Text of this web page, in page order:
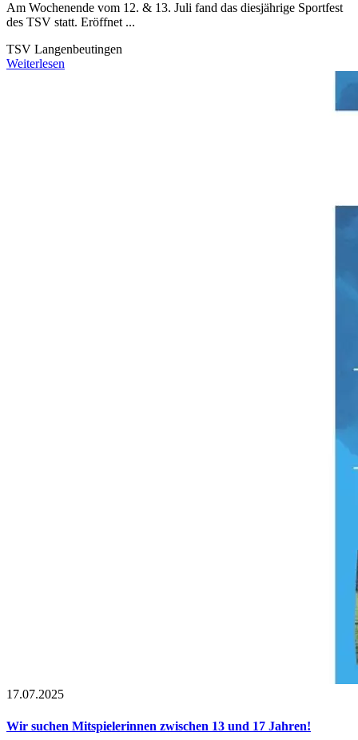
Am Wochenende vom 12. & 13. Juli fand das diesjährige Sportfest
des TSV statt. Eröffnet ...
TSV Langenbeutingen
Weiterlesen
17.07.2025
Wir suchen Mitspielerinnen zwischen 13 und 17 Jahren!